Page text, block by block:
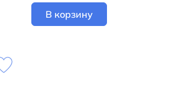
В корзину